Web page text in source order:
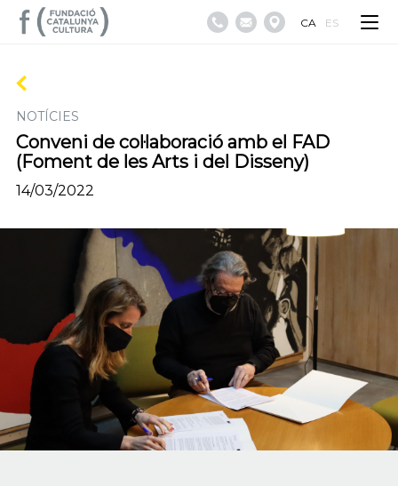
CA ES
NOTÍCIES
Conveni de col·laboració amb el FAD
(Foment de les Arts i del Disseny)
14/03/2022